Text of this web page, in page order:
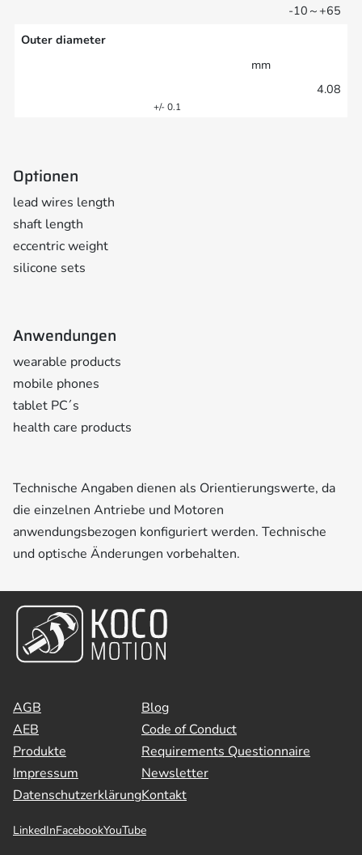
-10～+65
Outer diameter
mm
4.08
+/- 0.1
Optionen
lead wires length
shaft length
eccentric weight
silicone sets
Anwendungen
wearable products
mobile phones
tablet PC´s
health care products
Technische Angaben dienen als Orientierungswerte, da
die einzelnen Antriebe und Motoren
anwendungsbezogen konfiguriert werden. Technische
und optische Änderungen vorbehalten.
AGB
AEB
Produkte
Impressum
Datenschutzerklärung
Blog
Code of Conduct
Requirements Questionnaire
Newsletter
Kontakt
LinkedInFacebookYouTube